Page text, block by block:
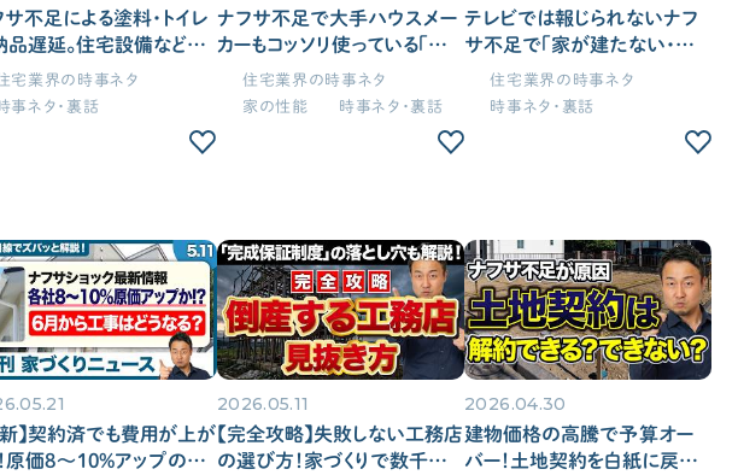
を知りたい
契約後の注意点
仕様決め（外観/内装）の注意点を知りたい
家づくりの補助金情報を知りたい
ン
サ不足による塗料・トイレ
品遅延。住宅設備などは
10%の原価値上がり。
家づくりを進めるべきか迷
宅業界の時事ネタ
事ネタ・裏話
ナフサ不足で大手ハウスメー
カーもコッソリ使っている「マイ
ホームの寿命を削る」NG住宅
建材・仕様11選
住宅業界の時事ネタ
家の性能
時事ネタ・裏話
テレビでは報じられないナフ
サ不足で「家が建たない・高く
なる」の本当の理由。施主は今
どうすればいいのか？【週刊家
住宅業界の時事ネタ
時事ネタ・裏話
新】契約済でも費用が上が
！原価8〜10%アップの衝
2026.05.11
【完全攻略】失敗しない工務店
の選び方！家づくりで数千万
2026.04.30
建物価格の高騰で予算オー
バー！土地契約を白紙に戻す